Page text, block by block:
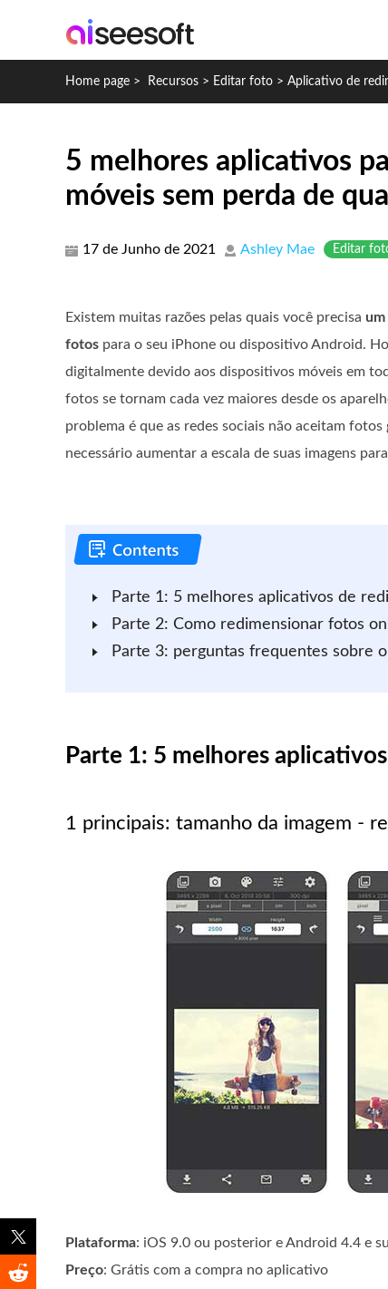
Home page > Recursos > Editar foto > Aplicativo de
5 melhores aplicativos
móveis sem perda de
17 de Junho de 2021 Ashley Mae Editar
Existem muitas razões pelas quais você precisa
fotos para o seu iPhone ou dispositivo Android.
digitalmente devido aos dispositivos móveis em
fotos se tornam cada vez maiores desde os
problema é que as redes sociais não aceitam
necessário aumentar a escala de suas imagens
Parte 1: 5 melhores aplicativos de
Parte 2: Como redimensionar fotos
Parte 3: perguntas frequentes sobre
Parte 1: 5 melhores
1 principais: tamanho da imagem -
Plataforma: iOS 9.0 ou posterior e Android 4.4 e
Preço: Grátis com a compra no aplicativo